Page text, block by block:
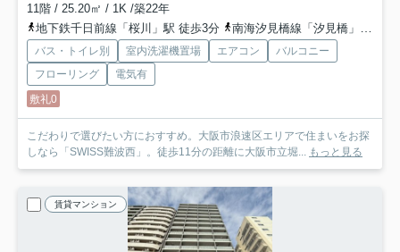
11階 / 25.20㎡ / 1K /築22年
地下鉄千日前線「桜川」駅 徒歩3分
南海汐見橋線「汐見橋」駅 徒歩4分
バス・トイレ別 室内洗濯機置場 エアコン
バルコニー
フローリング
電気有
敷礼0
こだわりで選びたい方におすすめ。大阪市浪速区エリアで住まいをお探
しなら「SWISS難波西」。徒歩11分の距離に大阪市立堀... もっと見る
賃貸マンション